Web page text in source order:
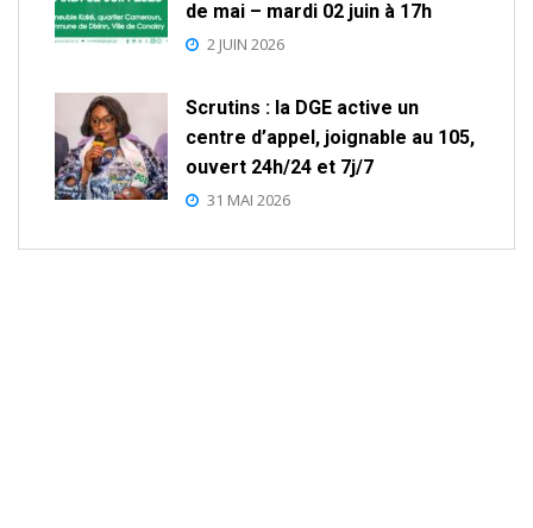
de mai – mardi 02 juin à 17h
2 JUIN 2026
Scrutins : la DGE active un
centre d’appel, joignable au 105,
ouvert 24h/24 et 7j/7
31 MAI 2026